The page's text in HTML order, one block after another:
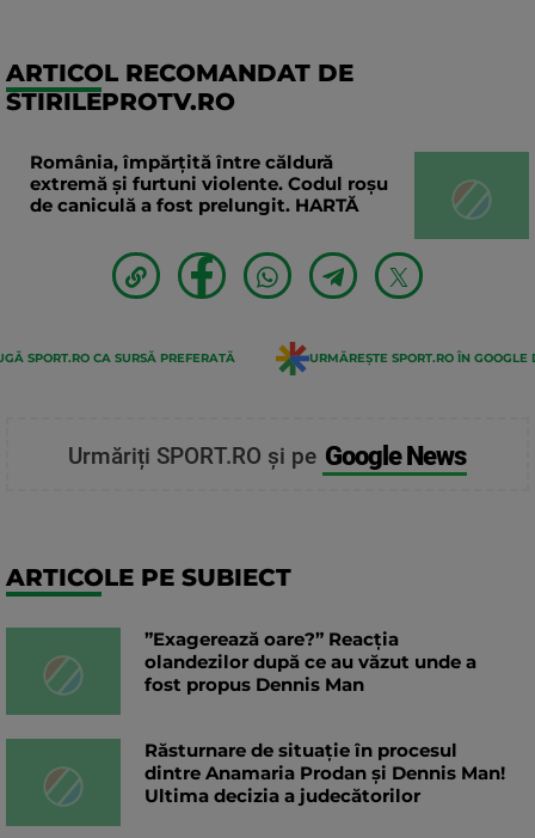
ARTICOL RECOMANDAT DE
STIRILEPROTV.RO
România, împărțită între căldură
extremă și furtuni violente. Codul roșu
de caniculă a fost prelungit. HARTĂ
SPORT.RO CA SURSĂ PREFERATĂ URMĂREȘTE SPORT.RO ÎN GOOGLE
Urmăriți SPORT.RO și pe Google News
ARTICOLE PE SUBIECT
”Exagerează oare?” Reacția
olandezilor după ce au văzut unde a
fost propus Dennis Man
Răsturnare de situație în procesul
dintre Anamaria Prodan și Dennis Man!
Ultima decizia a judecătorilor